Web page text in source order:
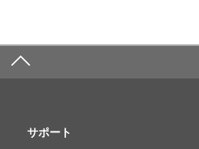
サポート